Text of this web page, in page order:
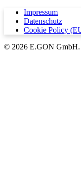
Impressum
Datenschutz
Cookie Policy
© 2026 E.GON GmbH.